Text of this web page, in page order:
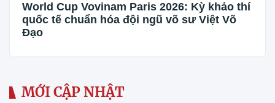
World Cup Vovinam Paris 2026: Kỳ khảo thí
quốc tế chuẩn hóa đội ngũ võ sư Việt Võ
Đạo
MỚI CẬP NHẬT